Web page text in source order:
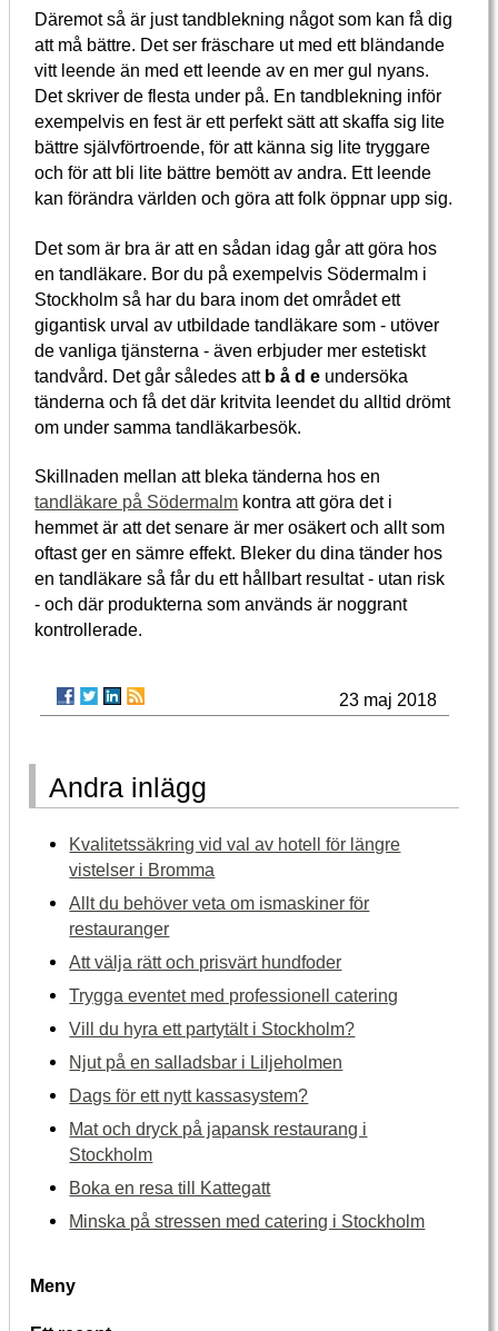
Däremot så är just tandblekning något som kan få dig
att må bättre. Det ser fräschare ut med ett bländande
vitt leende än med ett leende av en mer gul nyans.
Det skriver de flesta under på. En tandblekning inför
exempelvis en fest är ett perfekt sätt att skaffa sig lite
bättre självförtroende, för att känna sig lite tryggare
och för att bli lite bättre bemött av andra. Ett leende
kan förändra världen och göra att folk öppnar upp sig.
Det som är bra är att en sådan idag går att göra hos
en tandläkare. Bor du på exempelvis Södermalm i
Stockholm så har du bara inom det området ett
gigantisk urval av utbildade tandläkare som - utöver
de vanliga tjänsterna - även erbjuder mer estetiskt
tandvård. Det går således att b å d e undersöka
tänderna och få det där kritvita leendet du alltid drömt
om under samma tandläkarbesök.
Skillnaden mellan att bleka tänderna hos en
tandläkare på Södermalm kontra att göra det i
hemmet är att det senare är mer osäkert och allt som
oftast ger en sämre effekt. Bleker du dina tänder hos
en tandläkare så får du ett hållbart resultat - utan risk
- och där produkterna som används är noggrant
kontrollerade.
23 maj 2018
Andra inlägg
Kvalitetssäkring vid val av hotell för längre
vistelser i Bromma
Allt du behöver veta om ismaskiner för
restauranger
Att välja rätt och prisvärt hundfoder
Trygga eventet med professionell catering
Vill du hyra ett partytält i Stockholm?
Njut på en salladsbar i Liljeholmen
Dags för ett nytt kassasystem?
Mat och dryck på japansk restaurang i
Stockholm
Boka en resa till Kattegatt
Minska på stressen med catering i Stockholm
Meny